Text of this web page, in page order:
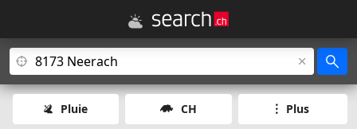
Pluie CH Plus